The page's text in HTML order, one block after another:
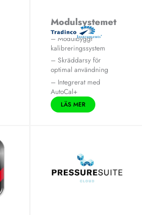
Modulsystemet
Metis
– Modulbyggt
kalibreringssystem
– Skräddarsy för
optimal användning
– Integrerat med
AutoCal+
LÄS MER